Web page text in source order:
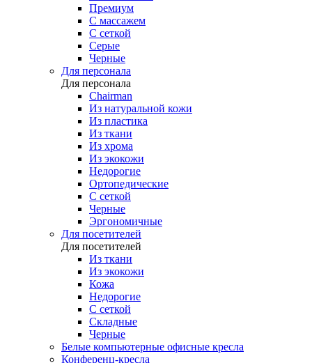
Премиум
С массажем
С сеткой
Серые
Черные
Для персонала
Для персонала
Chairman
Из натуральной кожи
Из пластика
Из ткани
Из хрома
Из экокожи
Недорогие
Ортопедические
С сеткой
Черные
Эргономичные
Для посетителей
Для посетителей
Из ткани
Из экокожи
Кожа
Недорогие
С сеткой
Складные
Черные
Белые компьютерные офисные кресла
Конференц-кресла